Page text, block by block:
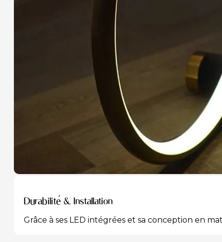
Durabilité & Installation
Grâce à ses LED intégrées et sa conception en